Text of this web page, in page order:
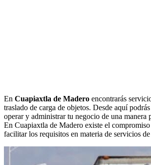
En Cuapiaxtla de Madero encontrarás
traslado de carga de objetos. Desde aquí
operar y administrar tu negocio de una manera
En Cuapiaxtla de Madero existe el
facilitar los requisitos en materia de servicios